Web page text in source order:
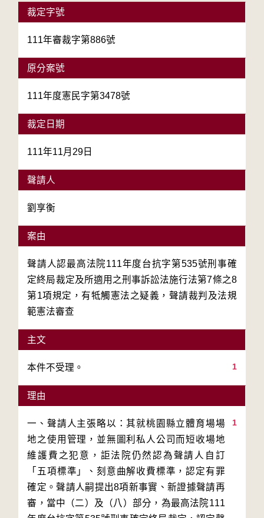
裁定字號
111年審裁字第886號
原分案號
111年度憲民字第3478號
裁定日期
111年11月29日
聲請人
劉享衡
案由
聲請人認最高法院111年度台抗字第535號刑事確
定終局裁定及所適用之刑事訴訟法施行法第7條之8
第1項規定，有牴觸憲法之疑義，聲請裁判及法規
範憲法審查
主文
1
本件不受理。
理由
1
一、聲請人主張略以：其就桃園縣立體育場場
地之使用管理，並無圖利私人公司而短收場地
維護費之犯意，詎法院仍然認為聲請人自訂
「五項標準」、刻意曲解收費標準，認定有罪
確定。聲請人嗣提出8項新事實、新證據聲請再
審，當中（二）及（八）部分，為最高法院111